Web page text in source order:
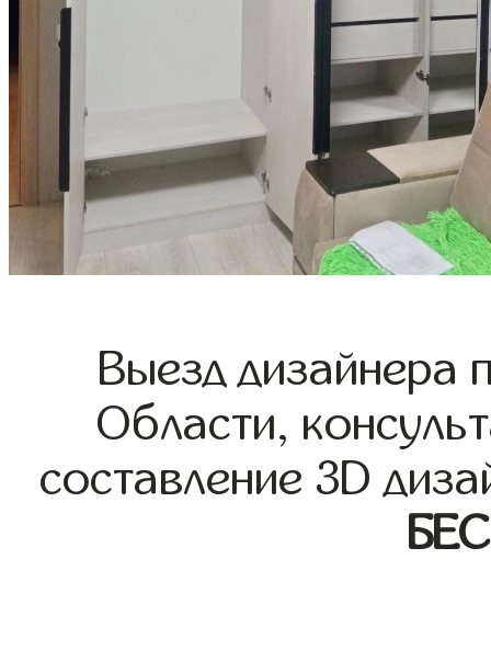
Выезд дизайнера
Области,
составление 3D